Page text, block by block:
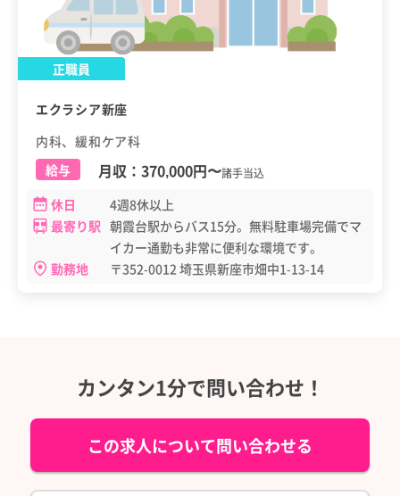
正職員
エクラシア新座
内科、緩和ケア科
給与
月収： 370,000円〜諸手当込
休日
4週8休以上
最寄り駅 朝霞台駅からバス15分。無料駐車場完備でマ
イカー通勤も非常に便利な環境です。
勤務地
〒352-0012 埼玉県新座市畑中1-13-14
カンタン1分で問い合わせ！
この求人について問い合わせる